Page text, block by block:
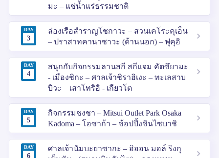
มะ – แช่น้ำแร่ธรรมชาติ
DAY
3
ล่องเรือสำราญโชกาวะ – สวนเคโระคุเอ็น
– ปราสาทคานาซาวะ (ด้านนอก) – ฟุคุอิ
DAY
4
สนุกกับกิจกรรมลานสกี สกีแจม คัตซึยามะ
- เมืองชิกะ – ศาลเจ้าชิราฮิเงะ – ทะเลสาบ
บิวะ – เสาโทริอิ - เกียวโต
DAY
5
กิจกรรมชงชา – Mitsui Outlet Park Osaka
Kadoma – โอซาก้า – ช้อปปิ้งชินไซบาชิ
DAY
6
ศาลเจ้านัมบะยาซากะ – อิออน มอล์ ริงกุ